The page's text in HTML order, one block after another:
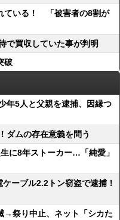
ている！ 「被害者の8割が
で買収していた事が判明
破
年5人と父親を逮捕、因縁つ
ダムの存在意義を問う
に8年ストーカー…「純愛」
ーブル2.2トン窃盗で逮捕！
→祭り中止、ネット「シカた